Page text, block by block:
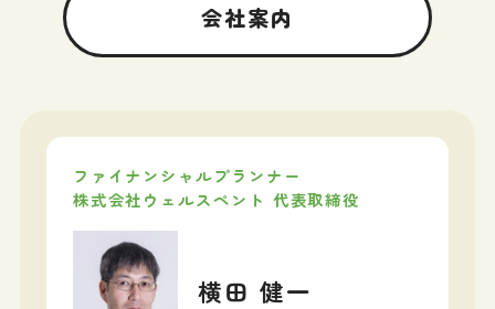
会社案内
ファイナンシャルプランナー
株式会社ウェルスペント 代表取締役
横田 健一